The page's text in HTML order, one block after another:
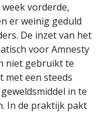
vorderde,
er weinig geduld
De inzet van het
voor Amnesty
niet gebruikt te
met een steeds
in te
In de praktijk pakt